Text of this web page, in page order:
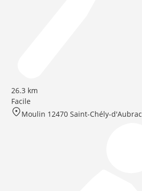
26.3 km
Facile
Moulin 12470 Saint-Chély-d'Aubrac